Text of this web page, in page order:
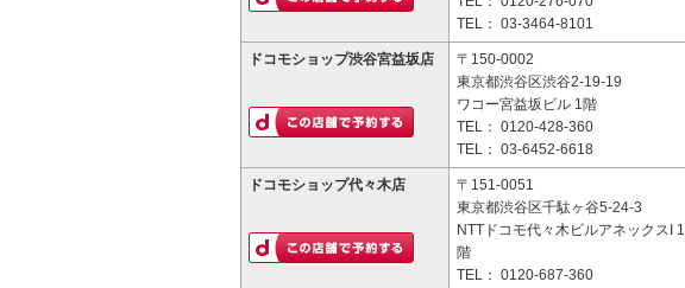
TEL： 03-3464-8101
ドコモショップ渋谷宮益坂店
〒150-0002
東京都渋谷区渋谷2-19-19
ワコー宮益坂ビル 1階
TEL： 0120-428-360
TEL： 03-6452-6618
ドコモショップ代々木店
〒151-0051
東京都渋谷区千駄ヶ谷5-24-3
NTTドコモ代々木ビルアネックスI 1
階
TEL： 0120-687-360